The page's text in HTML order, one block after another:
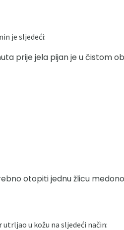
je sljedeći:
prije jela pijan je u čistom
otopiti jednu žlicu
u kožu na sljedeći način: